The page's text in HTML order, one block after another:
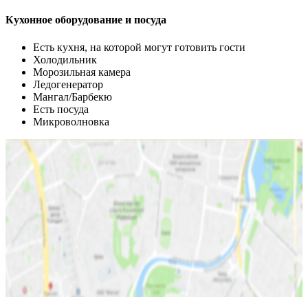
Кухонное оборудование и посуда
Есть кухня, на которой могут готовить гости
Холодильник
Морозильная камера
Ледогенератор
Мангал/Барбекю
Есть посуда
Микроволновка